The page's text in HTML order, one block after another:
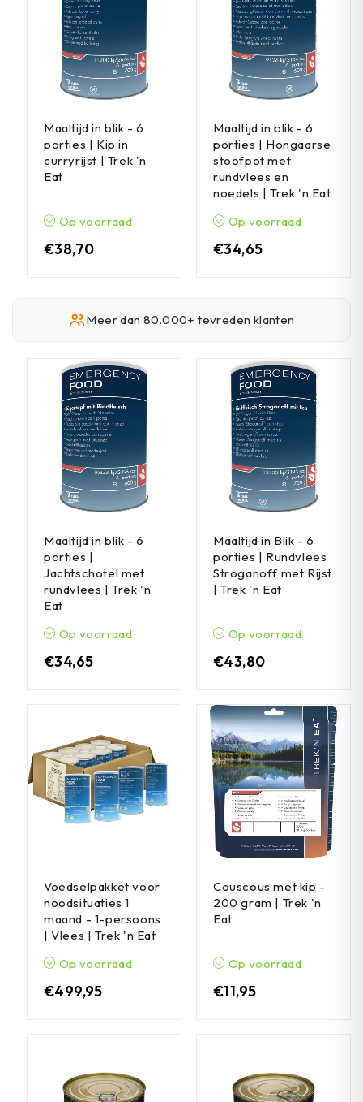
Maaltijd in blik - 6
porties | Kip in
curryrijst | Trek 'n
Eat
Op voorraad
€38,70
Maaltijd in blik - 6
porties | Hongaarse
stoofpot met
rundvlees en
noedels | Trek 'n Eat
Op voorraad
€34,65
Meer dan 80.000+ tevreden klanten
Maaltijd in blik - 6
porties |
Jachtschotel met
rundvlees | Trek 'n
Eat
Op voorraad
€34,65
Maaltijd in Blik - 6
porties | Rundvlees
Stroganoff met Rijst
| Trek 'n Eat
Op voorraad
€43,80
Voedselpakket voor
noodsituaties 1
maand - 1-persoons
| Vlees | Trek 'n Eat
Op voorraad
€499,95
Couscous met kip -
200 gram | Trek 'n
Eat
Op voorraad
€11,95